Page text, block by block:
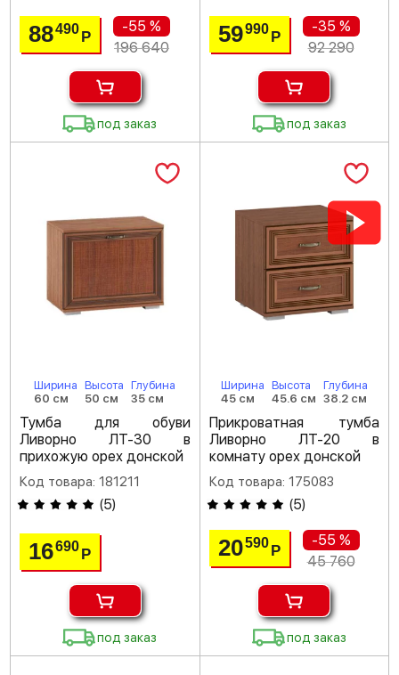
88490Р
-55 %
196 640
под заказ
59990 Р
-35 %
92 290
под заказ
Ширина
60 см
Высота
50 см
Глубина
35 см
Тумба для обуви
Ливорно ЛТ-30 в
прихожую орех донской
Код товара: 181211
(5)
16690Р
под заказ
Ширина
45 см
Высота
45.6 см
Глубина
38.2 см
Прикроватная тумба
Ливорно ЛТ-20 в
комнату орех донской
Код товара: 175083
(5)
20590 Р
-55 %
45 760
под заказ